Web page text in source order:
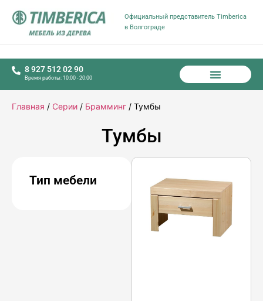
Официальный представитель Timberica
в Волгограде
8 927 512 02 90
Время работы: 10:00 - 20:00
Главная / Серии / Брамминг / Тумбы
Тумбы
Тип мебели